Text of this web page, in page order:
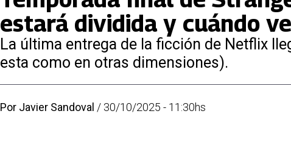
estará dividida y cuándo
La última entrega de la ficción de Netflix
esta como en otras dimensiones).
Por Javier Sandoval / 30/10/2025 - 11:30hs